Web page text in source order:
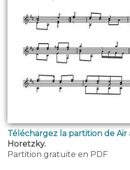
Téléchargez la partition de Air
Horetzky.
Partition gratuite en PDF